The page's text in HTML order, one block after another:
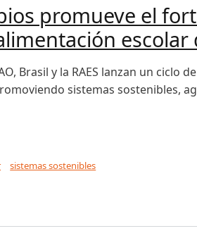
promueve el
escolar
Brasil y la RAES lanzan un
sistemas sostenibles,
sistemas sostenibles